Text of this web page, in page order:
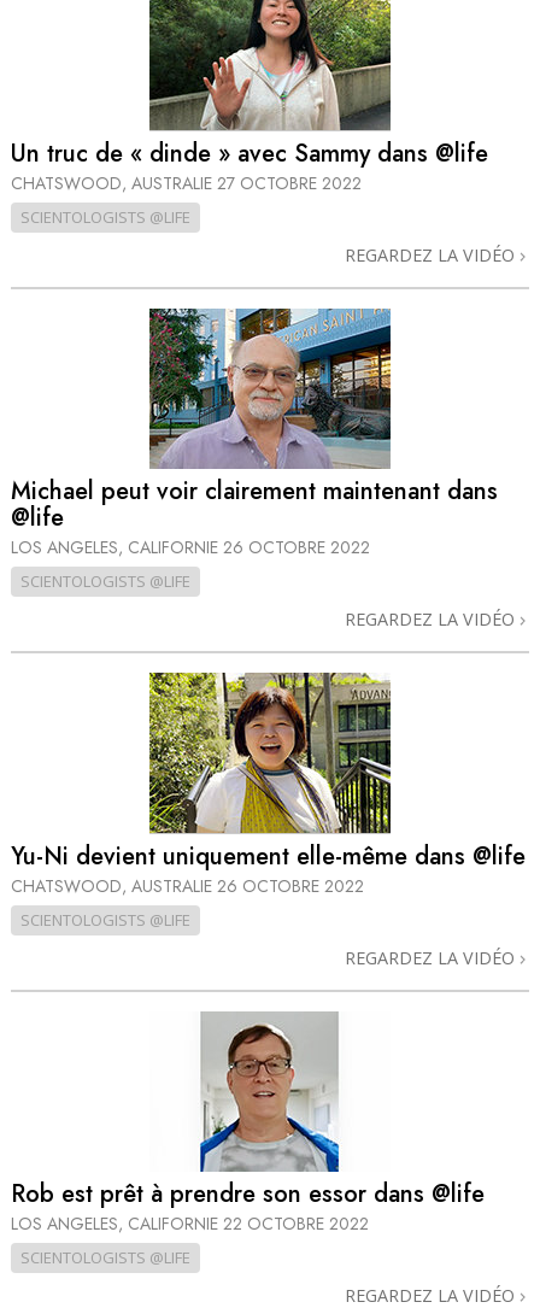
Un truc de « dinde » avec Sammy dans @life
CHATSWOOD, AUSTRALIE 27 OCTOBRE 2022
SCIENTOLOGISTS @LIFE
REGARDEZ LA VIDÉO
Michael peut voir clairement maintenant dans
@life
LOS ANGELES, CALIFORNIE 26 OCTOBRE 2022
SCIENTOLOGISTS @LIFE
REGARDEZ LA VIDÉO
Yu-Ni devient uniquement elle-même dans @life
CHATSWOOD, AUSTRALIE 26 OCTOBRE 2022
SCIENTOLOGISTS @LIFE
REGARDEZ LA VIDÉO
Rob est prêt à prendre son essor dans @life
LOS ANGELES, CALIFORNIE 22 OCTOBRE 2022
SCIENTOLOGISTS @LIFE
REGARDEZ LA VIDÉO